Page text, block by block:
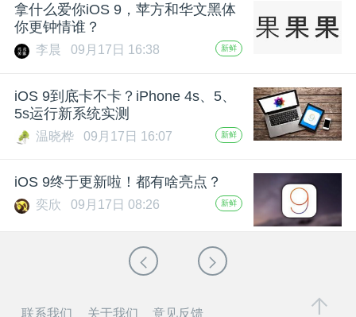
拿什么爱你iOS 9，苹方和华文黑体
你更钟情谁？
李晨 09月17日 16:38 新鲜
iOS 9到底卡不卡？iPhone 4s、5、
5s运行新系统实测
温晓桦 09月17日 16:07 新鲜
iOS 9终于更新啦！都有啥亮点？
奕欣 09月17日 08:26 新鲜
联系我们 关于我们 意见反馈